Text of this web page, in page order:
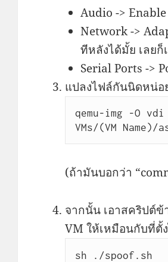
Audio ->
Network ->
ทีหลังได้มั้ย เลยก็
Serial Ports ->
แปลงไฟล์กันนิดหน่อ
qemu-img -O
VMs/(VM Name)/
(ถ้ามันบอกว่า
จากนั้น เอาสคริปต์
VM ให้เหมือนกับที่ตั้
sh ./spoof.sh